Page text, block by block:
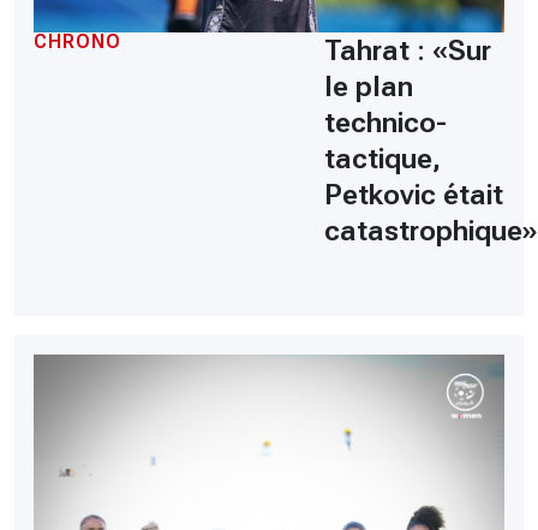
CHRONO
Tahrat : «Sur
le plan
technico-
tactique,
Petkovic était
catastrophique»